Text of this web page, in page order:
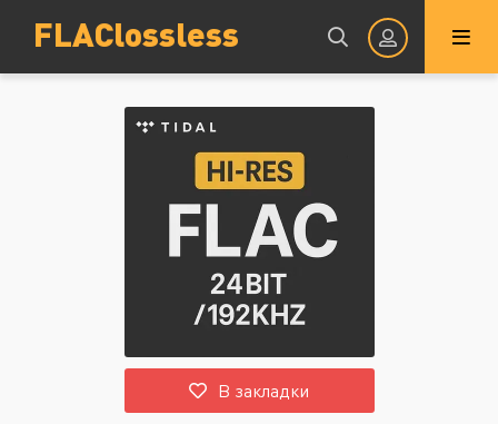
FLAClossless
ВОЙТИ НА САЙТ
Восстановить пароль
В закладки